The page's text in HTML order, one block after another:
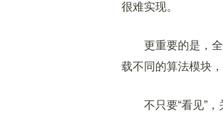
很难实现。
更重要的是，全
载不同的算法模块
不只要“看见”，